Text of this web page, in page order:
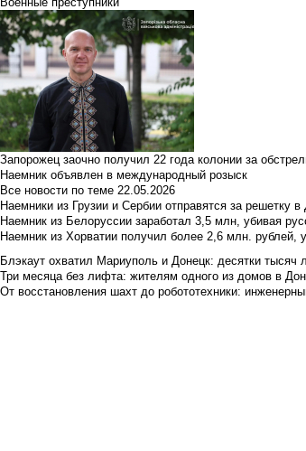
Запорожец заочно получил 22 года колонии за
Наемник объявлен в международный розыск
Все новости по теме 22.05.2026
Наемники из Грузии и Сербии отправятся за решетку
Наемник из Белоруссии заработал 3,5 млн, убивая
Наемник из Хорватии получил более 2,6 млн. рублей,
Блэкаут охватил Мариуполь и Донецк: десятки тысяч
Три месяца без лифта: жителям одного из домов в
От восстановления шахт до робототехники: